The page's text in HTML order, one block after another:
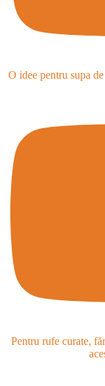
O idee pentru supa
Pentru rufe curate,